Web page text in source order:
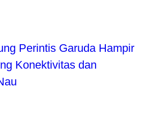
Perintis Garuda Hampir
Konektivitas dan